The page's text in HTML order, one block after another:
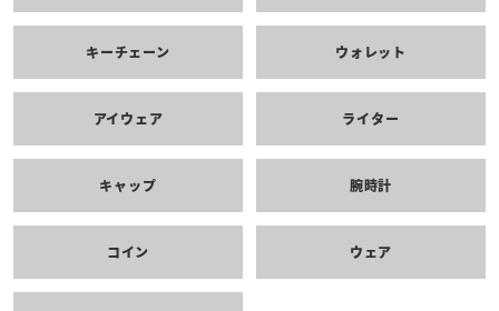
キーチェーン ウォレット
アイウェア ライター
キャップ 腕時計
コイン ウェア